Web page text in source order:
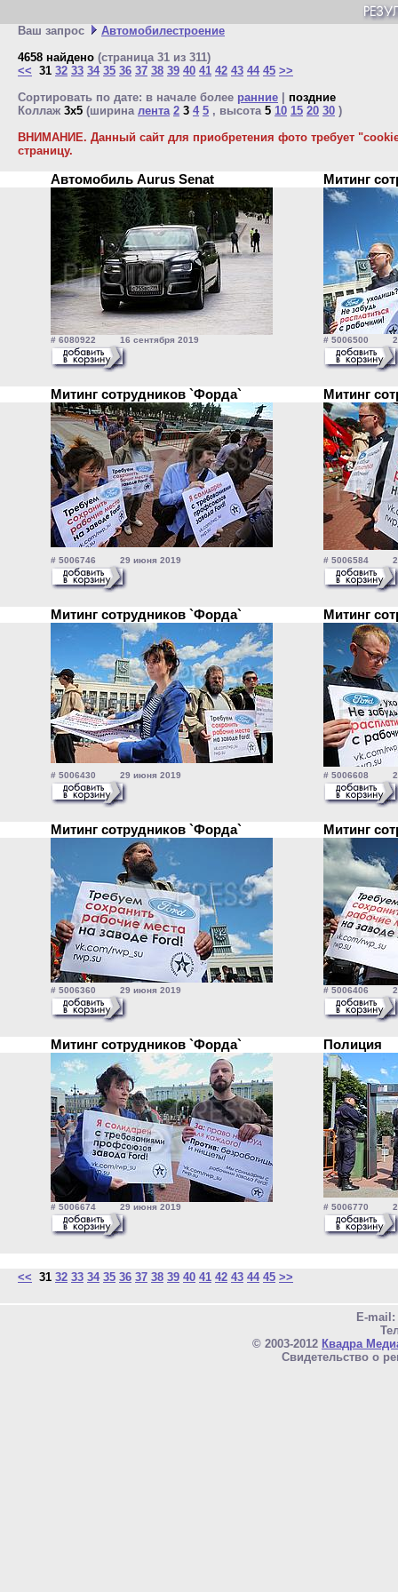
Ваш запрос
Автомобилестроение
4658 найдено (страница 31 из 311)
<< 31 32 33 34 35 36 37 38 39 40 41 42 43 44 45 >>
Сортировать по дате: в начале более ранние
поздние
Коллаж 3x5 (ширина лента 2 3 4 5 , высота 5 10 15 20 30 )
ВНИМАНИЕ. Данный сайт для приобретения фото требует
страницу.
Автомобиль Aurus Senat Митинг
# 6080922 16 сентября 2019 # 5006500 29
Митинг сотрудников `Форда` Митинг
# 5006746 29 июня 2019 # 5006584 29
Митинг сотрудников `Форда` Митинг
# 5006430 29 июня 2019 # 5006608 29
Митинг сотрудников `Форда` Митинг
# 5006360 29 июня 2019 # 5006406 29
Митинг сотрудников `Форда` Полиция
# 5006674 29 июня 2019 # 5006770 29
<< 31 32 33 34 35 36 37 38 39 40 41 42 43 44 45 >>
E-mail:
© 2003-2012 Квадра
Свидетельство о